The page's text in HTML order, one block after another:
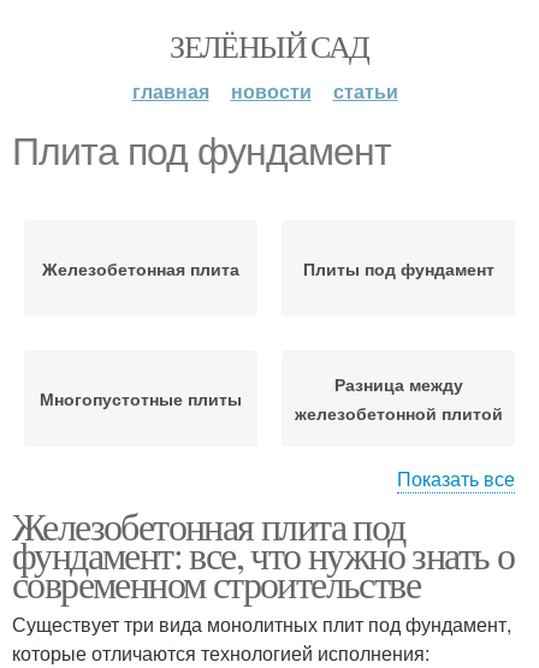
ЗЕЛЁНЫЙ САД
главная новости статьи
Плита под фундамент
Железобетонная плита Плиты под фундамент
Многопустотные плиты
Разница между
железобетонной плитой
Ленточные фундаменты Ленточный фундамент
Работы для плитного
Плиты для конкретного
Показать все
Железобетонная плита под
фундамент: все, что нужно знать о
современном строительстве
Существует три вида монолитных плит под фундамент,
которые отличаются технологией исполнения: